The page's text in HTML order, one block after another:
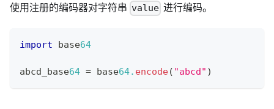
使用注册的编码器对字符串 value 进行编码。
import base64
abcd_base64 = base64. encode( "abcd" )